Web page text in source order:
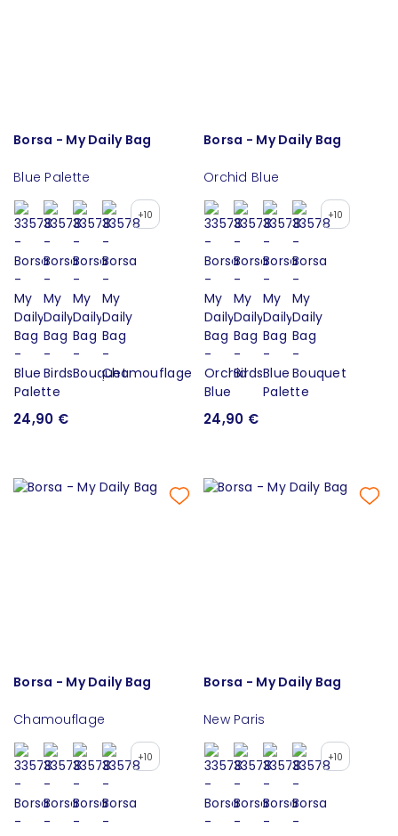
Borsa - My Daily Bag
Blue Palette
+10
24,90 €
Borsa - My Daily Bag
Orchid Blue
+10
24,90 €
Borsa - My Daily Bag
Chamouflage
+10
Borsa - My Daily Bag
New Paris
+10